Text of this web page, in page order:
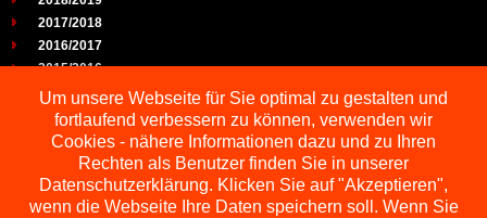
2017/2018
2016/2017
2015/2016
2014/2015
2013/2014
2012/2013
2011/2012
2010/2011
2009/2010
Um unsere Webseite für Sie optimal zu gestalten und
fortlaufend verbessern zu können, verwenden wir
Cookies - nähere Informationen dazu und zu Ihren
Rechten als Benutzer finden Sie in unserer
Datenschutzerklärung. Klicken Sie auf "Akzeptieren",
wenn die Webseite Ihre Daten speichern soll. Wenn Sie